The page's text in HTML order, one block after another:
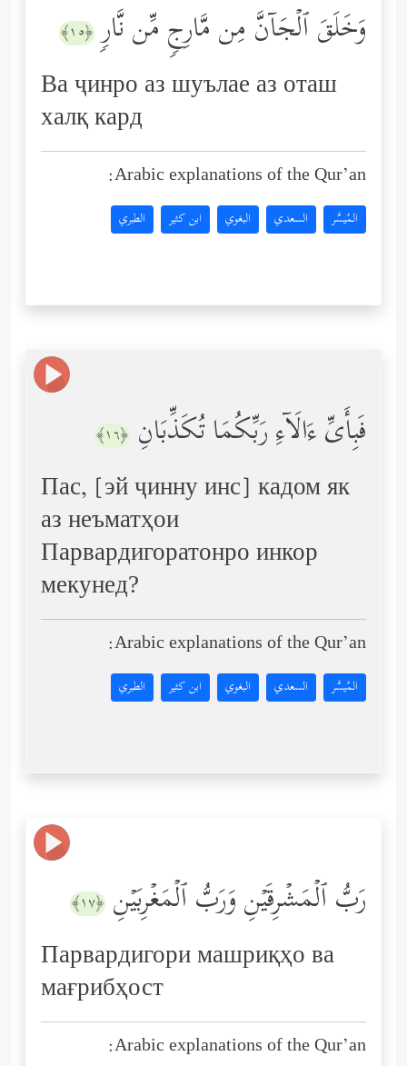
وَخَلَقَ ٱلۡجَاۤنَّ مِن مَّارِجࣲ مِّن نَّارࣲ ﴿١٥﴾
Ва ҷинро аз шуълае аз оташ
халқ кард
Arabic explanations of the Qur’an:
المُيسَّر السعدي البغوي ابن كثير الطبري
فَبِأَیِّ ءَالَاۤءِ رَبِّكُمَا تُكَذِّبَانِ ﴿١٦﴾
Пас, [эй ҷинну инс] кадом як
аз неъматҳои
Парвардигоратонро инкор
мекунед?
Arabic explanations of the Qur’an:
المُيسَّر السعدي البغوي ابن كثير الطبري
رَبُّ ٱلۡمَشۡرِقَیۡنِ وَرَبُّ ٱلۡمَغۡرِبَیۡنِ ﴿١٧﴾
Парвардигори машриқҳо ва
мағрибҳост
Arabic explanations of the Qur’an: